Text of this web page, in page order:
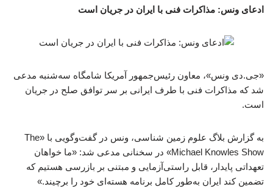
ادعای ونس: مذاکرات فنی با ایران در جریان است
«جی.دی ونس»، معاون رئیس‌جمهور آمریکا شامگاه سه‌شنبه مدعی
شد که مذاکرات فنی با طرف ایرانی بر سر توافق صلح در جریان
است.
به گزارش بلاگ علوم زمین شناسی، ونس در گفت‌وگویی با «The
Michael Knowles Show» در سخنانی مدعی شد: «ما خواهان
تعهداتی پایدار، قابل راستی‌آزمایی و مبتنی بر بازرسی هستیم که
تضمین کند ایران به‌طور کامل برنامه هسته‌ای خود را برچیند.»